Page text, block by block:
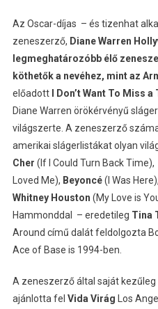
Az Oscar-díjas – és tizenhat
zeneszerző, Diane Warren
legmeghatározóbb élő
köthetők a nevéhez, mint az
előadottI Don’t Want To Miss a
Diane Warren örökérvényű
világszerte. A zeneszerző
amerikai slágerlistákat olyan
Cher (If I Could Turn Back Time),
Loved Me), Beyoncé(I Was Here),
Whitney Houston (My Love is
Hammonddal – eredetileg Tina
Around című dalát feldolgozta
Ace of Base is 1994-ben.
A zeneszerző által saját
ajánlotta fel Vida Virág Los